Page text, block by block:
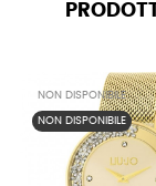
NON DISPONIBILE
NON DISPONIBILE